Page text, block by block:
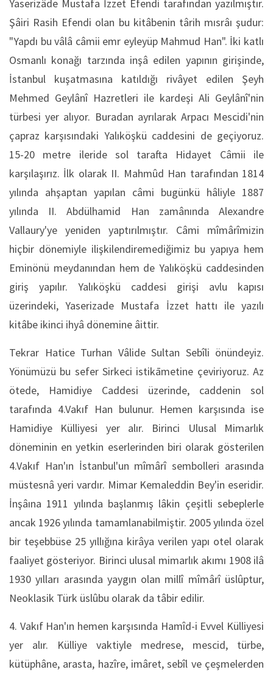
Yaserizâde Mustafa İzzet Efendi tarafından yazılmıştır.
Şâiri Rasih Efendi olan bu kitâbenin târih mısrâı şudur:
"Yapdı bu vâlâ câmii emr eyleyüp Mahmud Han". İki katlı
Osmanlı konağı tarzında inşâ edilen yapının girişinde,
İstanbul kuşatmasına katıldığı rivâyet edilen Şeyh
Mehmed Geylânî Hazretleri ile kardeşi Ali Geylânî'nin
türbesi yer alıyor. Buradan ayrılarak Arpacı Mescidi'nin
çapraz karşısındaki Yalıköşkü caddesini de geçiyoruz.
15-20 metre ileride sol tarafta Hidayet Câmii ile
karşılaşırız. İlk olarak II. Mahmûd Han tarafından 1814
yılında ahşaptan yapılan câmi bugünkü hâliyle 1887
yılında II. Abdülhamid Han zamânında Alexandre
Vallaury'ye yeniden yaptırılmıştır. Câmi mîmârîmizin
hiçbir dönemiyle ilişkilendiremediğimiz bu yapıya hem
Eminönü meydanından hem de Yalıköşkü caddesinden
giriş yapılır. Yalıköşkü caddesi girişi avlu kapısı
üzerindeki, Yaserizade Mustafa İzzet hattı ile yazılı
kitâbe ikinci ihyâ dönemine âittir.
Tekrar Hatice Turhan Vâlide Sultan Sebîli önündeyiz.
Yönümüzü bu sefer Sirkeci istikāmetine çeviriyoruz. Az
ötede, Hamidiye Caddesi üzerinde, caddenin sol
tarafında 4.Vakıf Han bulunur. Hemen karşısında ise
Hamidiye Külliyesi yer alır. Birinci Ulusal Mimarlık
döneminin en yetkin eserlerinden biri olarak gösterilen
4.Vakıf Han'ın İstanbul'un mîmârî sembolleri arasında
müstesnâ yeri vardır. Mimar Kemaleddin Bey'in eseridir.
İnşâına 1911 yılında başlanmış lâkin çeşitli sebeplerle
ancak 1926 yılında tamamlanabilmiştir. 2005 yılında özel
bir teşebbüse 25 yıllığına kirâya verilen yapı otel olarak
faaliyet gösteriyor. Birinci ulusal mimarlık akımı 1908 ilâ
1930 yılları arasında yaygın olan millî mîmârî üslûptur,
Neoklasik Türk üslûbu olarak da tâbir edilir.
4. Vakıf Han'ın hemen karşısında Hamîd-i Evvel Külliyesi
yer alır. Külliye vaktiyle medrese, mescid, türbe,
kütüphâne, arasta, hazîre, imâret, sebîl ve çeşmelerden